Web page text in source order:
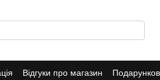
Відгуки про магазин